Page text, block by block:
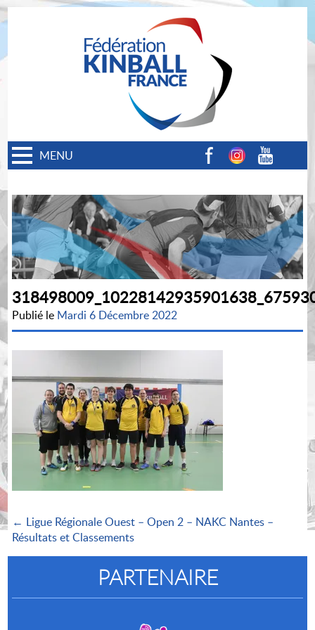
MENU
Publié le Mardi 6 Décembre 2022
← Ligue Régionale Ouest – Open 2 – NAKC Nantes –
Résultats et Classements
PARTENAIRE